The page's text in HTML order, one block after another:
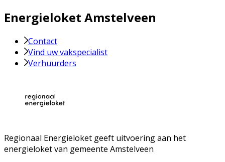
Energieloket Amstelveen
Contact
Vind uw vakspecialist
Verhuurders
Regionaal Energieloket geeft uitvoering aan het
energieloket van gemeente Amstelveen